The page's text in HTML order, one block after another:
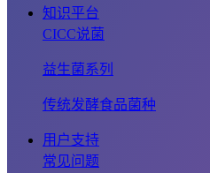
知识平台
CICC说菌
益生菌系列
传统发酵食品菌种
用户支持
常见问题